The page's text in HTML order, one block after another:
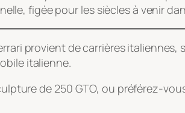
figée pour les siècles à venir
provient de carrières
italienne.
de 250 GTO, ou préférez-